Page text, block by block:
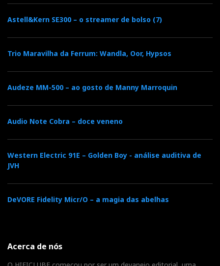
analógica.
ELOGIO
Peter McGrath deu um concerto na sala da
e é sempre um prazer ouvi-lo – a ele e à sua música.
Tocou uma gravação de uma peça clássica moderna,
Astell&Kern SE300 – o streamer de bolso (7)
Trio Maravilha da Ferrum: Wandla, Oor, Hypsos
Audeze MM-500 – ao gosto de Manny Marroquin
Audio Note Cobra – doce veneno
Western Electric 91E – Golden Boy - análise auditiva de
JVH
DeVORE Fidelity Micr/O – a magia das abelhas
Acerca de nós